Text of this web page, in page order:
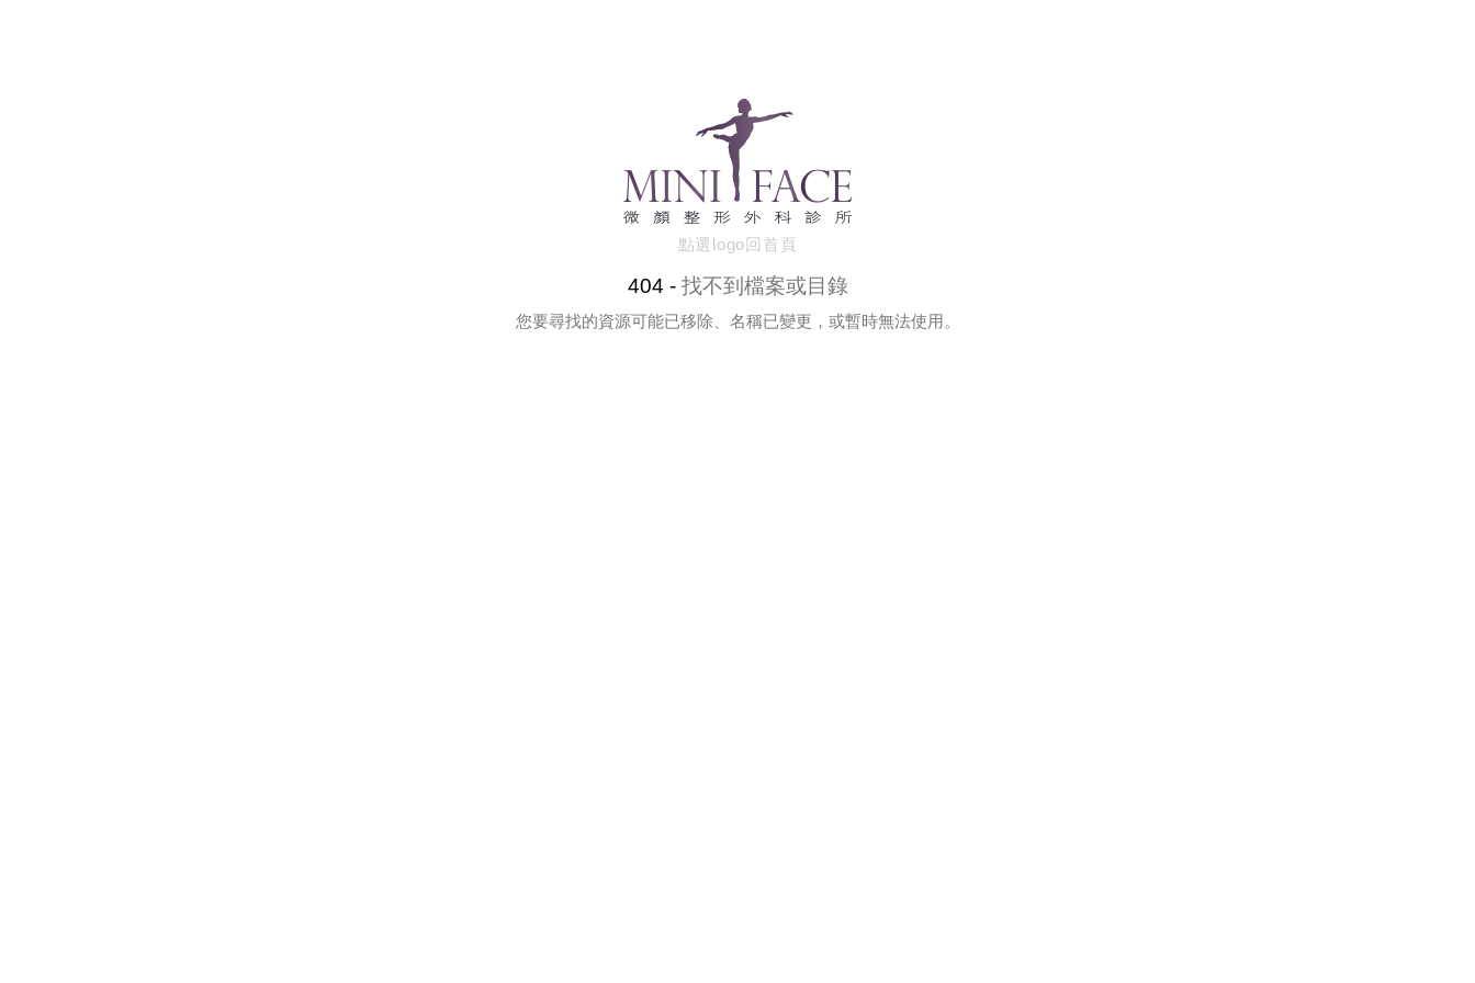
點選logo回首頁
404 - 找不到檔案或目錄
您要尋找的資源可能已移除、名稱已變更，或暫時無法使用。